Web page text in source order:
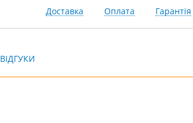
Доставка Оплата Гарантія
ВІДГУКИ